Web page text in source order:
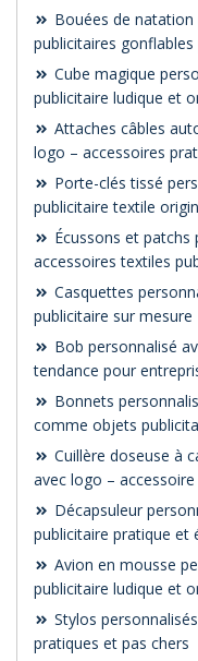
Bouées de
publicitaires gonflables
Cube magique
publicitaire ludique et
Attaches câbles
logo – accessoires
Porte-clés tissé
publicitaire textile
Écussons et patchs
accessoires textiles
Casquettes
publicitaire sur mesure
Bob personnalisé
tendance pour
Bonnets
comme objets
Cuillère doseuse à
avec logo –
Décapsuleur
publicitaire pratique et
Avion en mousse
publicitaire ludique et
Stylos
pratiques et pas chers